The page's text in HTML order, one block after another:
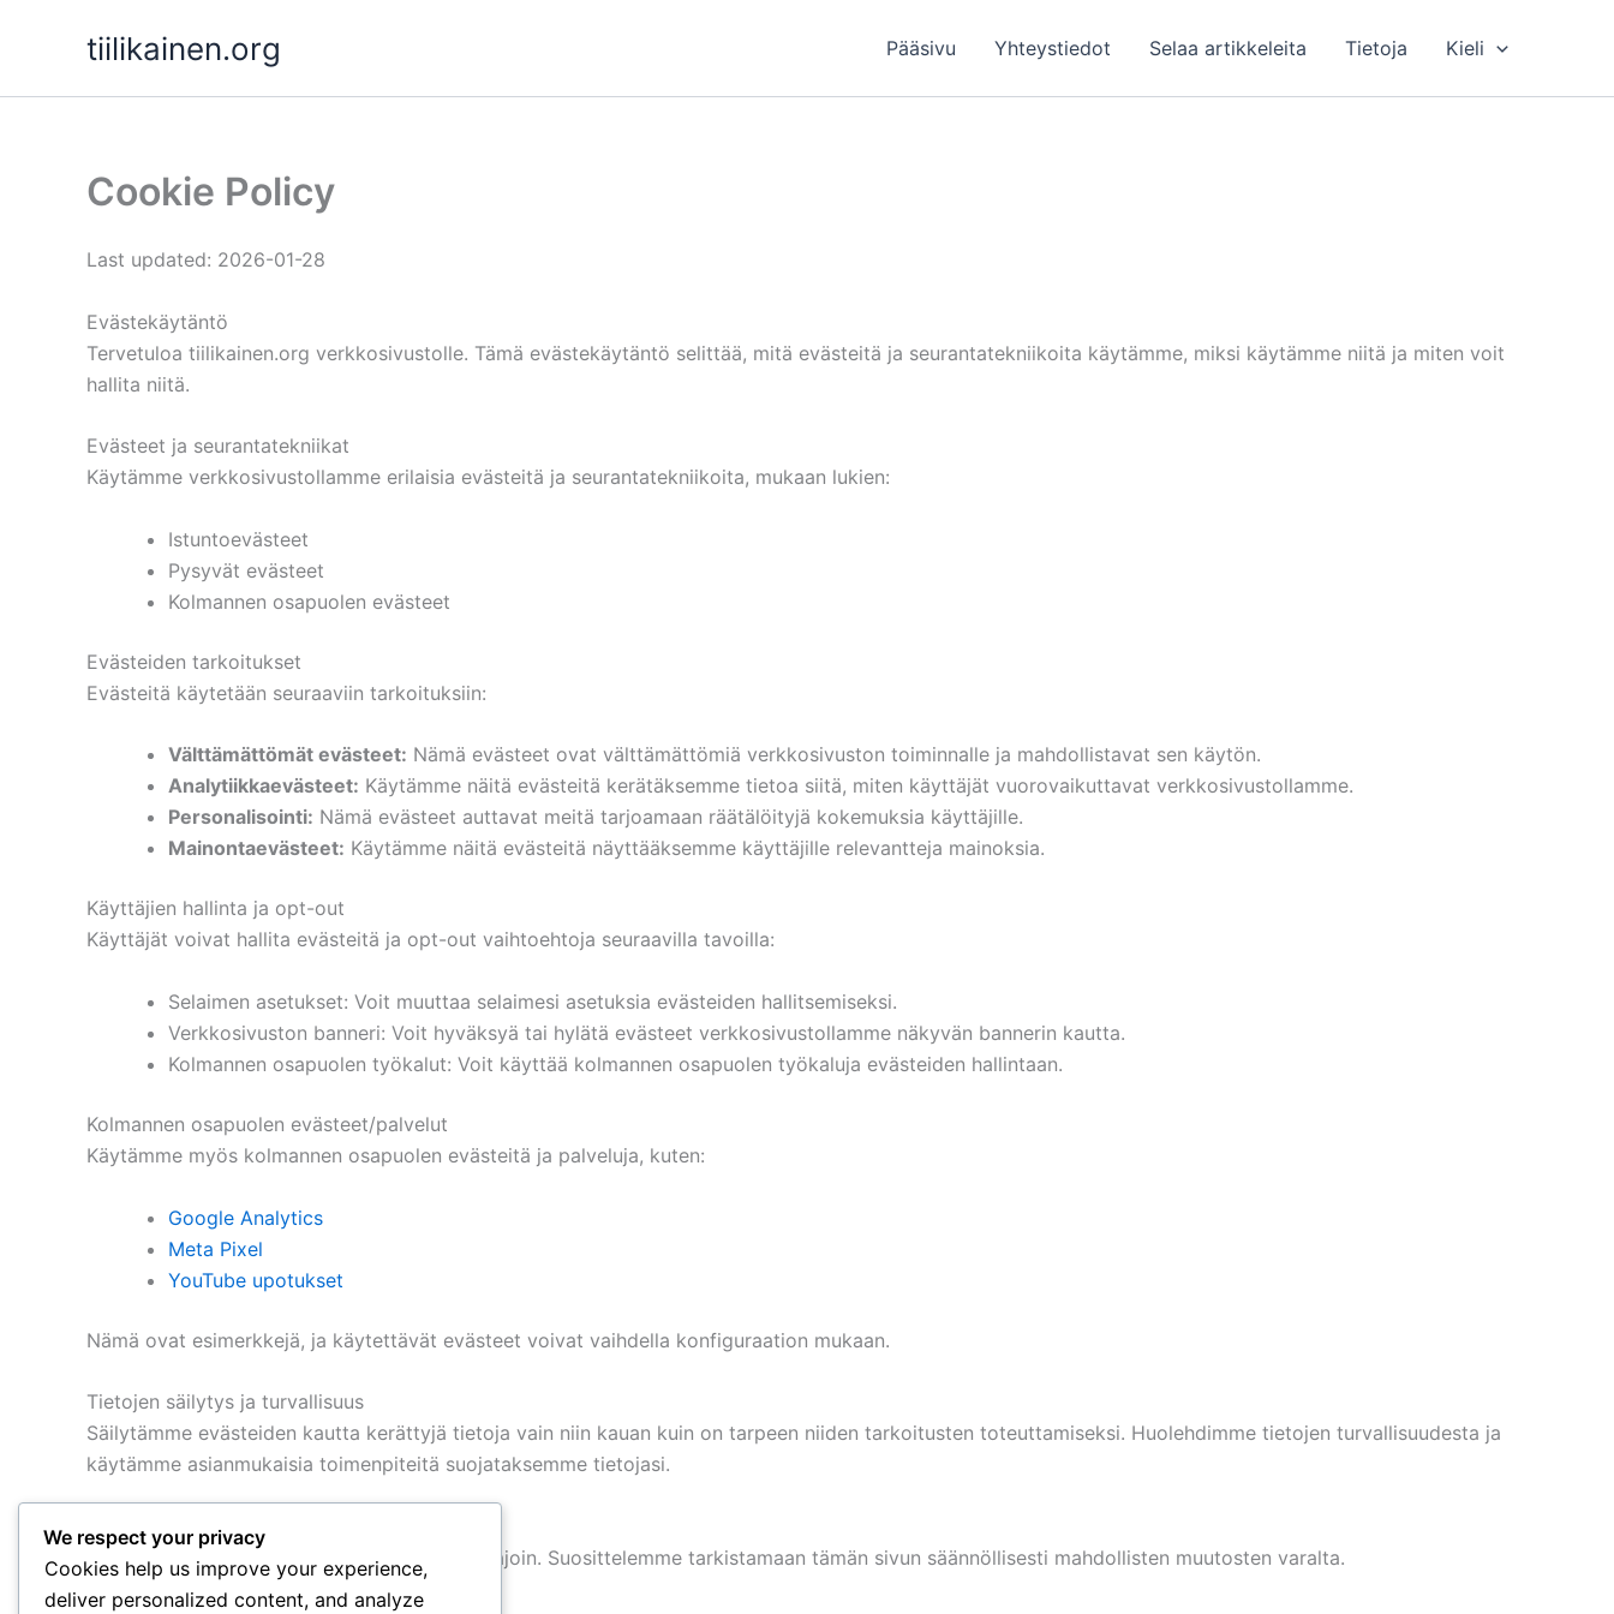
tiilikainen.org Pääsivu Yhteystiedot Selaa artikkeleita Tietoja Kieli
Cookie Policy
Last updated: 2026-01-28
Evästekäytäntö
Tervetuloa tiilikainen.org verkkosivustolle. Tämä evästekäytäntö selittää, mitä evästeitä ja seurantatekniikoita käytämme, miksi käytämme niitä ja miten voit
hallita niitä.
Evästeet ja seurantatekniikat
Käytämme verkkosivustollamme erilaisia evästeitä ja seurantatekniikoita, mukaan lukien:
Istuntoevästeet
Pysyvät evästeet
Kolmannen osapuolen evästeet
Evästeiden tarkoitukset
Evästeitä käytetään seuraaviin tarkoituksiin:
Välttämättömät evästeet: Nämä evästeet ovat välttämättömiä verkkosivuston toiminnalle ja mahdollistavat sen käytön.
Analytiikkaevästeet: Käytämme näitä evästeitä kerätäksemme tietoa siitä, miten käyttäjät vuorovaikuttavat verkkosivustollamme.
Personalisointi: Nämä evästeet auttavat meitä tarjoamaan räätälöityjä kokemuksia käyttäjille.
Mainontaevästeet: Käytämme näitä evästeitä näyttääksemme käyttäjille relevantteja mainoksia.
Käyttäjien hallinta ja opt-out
Käyttäjät voivat hallita evästeitä ja opt-out vaihtoehtoja seuraavilla tavoilla:
Selaimen asetukset: Voit muuttaa selaimesi asetuksia evästeiden hallitsemiseksi.
Verkkosivuston banneri: Voit hyväksyä tai hylätä evästeet verkkosivustollamme näkyvän bannerin kautta.
Kolmannen osapuolen työkalut: Voit käyttää kolmannen osapuolen työkaluja evästeiden hallintaan.
Kolmannen osapuolen evästeet/palvelut
Käytämme myös kolmannen osapuolen evästeitä ja palveluja, kuten:
Google Analytics
Meta Pixel
YouTube upotukset
Nämä ovat esimerkkejä, ja käytettävät evästeet voivat vaihdella konfiguraation mukaan.
Tietojen säilytys ja turvallisuus
Säilytämme evästeiden kautta kerättyjä tietoja vain niin kauan kuin on tarpeen niiden tarkoitusten toteuttamiseksi. Huolehdimme tietojen turvallisuudesta ja
käytämme asianmukaisia toimenpiteitä suojataksemme tietojasi.
Politiikan päivitykset
Voimme päivittää tätä evästekäytäntöä aika ajoin. Suosittelemme tarkistamaan tämän sivun säännöllisesti mahdollisten muutosten varalta.
We respect your privacy
Cookies help us improve your experience,
deliver personalized content, and analyze